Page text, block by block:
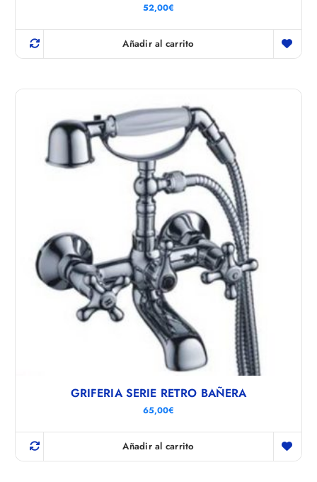
52,00€
Añadir al carrito
GRIFERIA SERIE RETRO BAÑERA
65,00€
Añadir al carrito